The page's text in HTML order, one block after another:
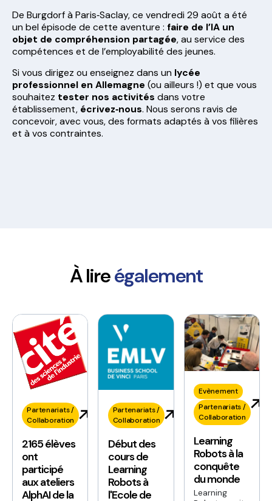
De Burgdorf à Paris‑Saclay, ce vendredi 29 août a été
un bel épisode de cette aventure : faire de l’IA un
objet de compréhension partagée, au service des
compétences et de l’employabilité des jeunes.
Si vous dirigez ou enseignez dans un lycée
professionnel en Allemagne (ou ailleurs !) et que vous
souhaitez tester nos activités dans votre
établissement, écrivez‑nous. Nous serons ravis de
concevoir, avec vous, des formats adaptés à vos filières
et à vos contraintes.
À lireégalement
Partenariats /
Collaboration
2165 élèves
ont
participé
aux ateliers
AlphAI de la
Partenariats /
Collaboration
Début des
cours de
Learning
Robots à
l'Ecole de
Evènement
Partenariats /
Collaboration
Learning
Robots à la
conquête
du monde
Learning